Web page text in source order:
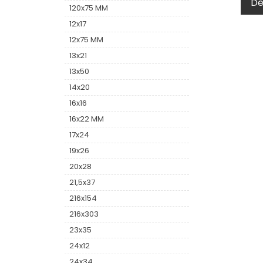
120x75 MM
12x17
12x75 MM
13x21
13x50
14x20
16x16
16x22 MM
17x24
19x26
20x28
21,5x37
216x154
216x303
23x35
24x12